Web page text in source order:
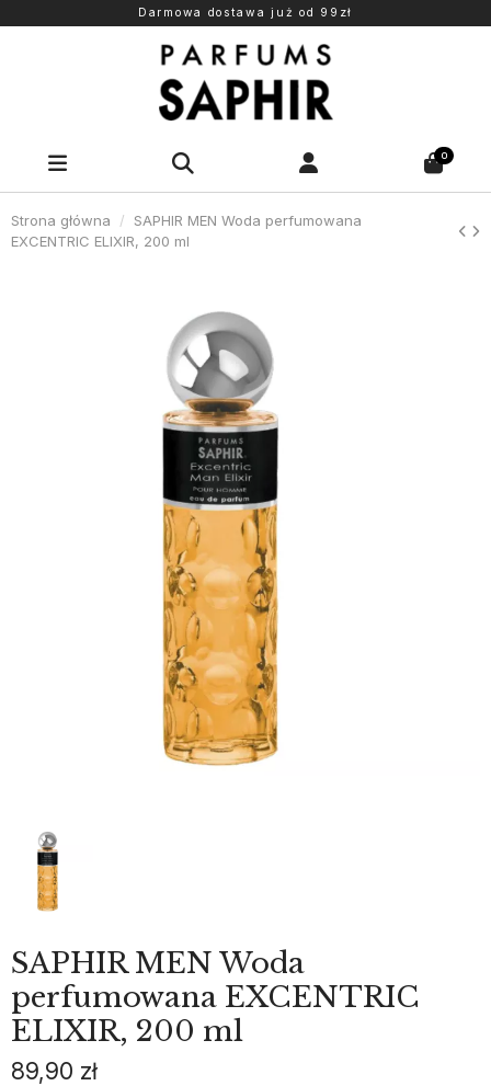
Darmowa dostawa już od 99zł
0
Strona główna
SAPHIR MEN Woda perfumowana
EXCENTRIC ELIXIR, 200 ml
SAPHIR MEN Woda
perfumowana EXCENTRIC
ELIXIR, 200 ml
89,90 zł